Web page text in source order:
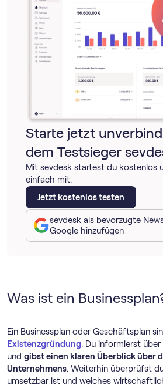
Starte jetzt
dem Testsieger
Mit sevdesk startest du kostenlos
einfach mit.
Jetzt kostenlos testen
sevdesk als bevorzugte
Google hinzufügen
Was ist ein
Ein Businessplan oder Geschäftsplan
Existenzgründung. Du informierst
und gibst einen klaren Überblick über
Unternehmens. Weiterhin überprüfst
umsetzbar ist und welches